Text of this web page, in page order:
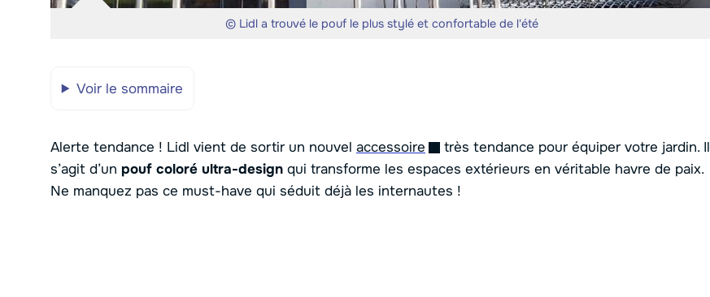
© Lidl a trouvé le pouf le plus stylé et confortable de l'été
Voir le sommaire
Alerte tendance ! Lidl vient de sortir un nouvel accessoire
très tendance pour équiper votre jardin. Il
s’agit d’un pouf coloré ultra-design qui transforme les espaces extérieurs en véritable havre de paix.
Ne manquez pas ce must-have qui séduit déjà les internautes !